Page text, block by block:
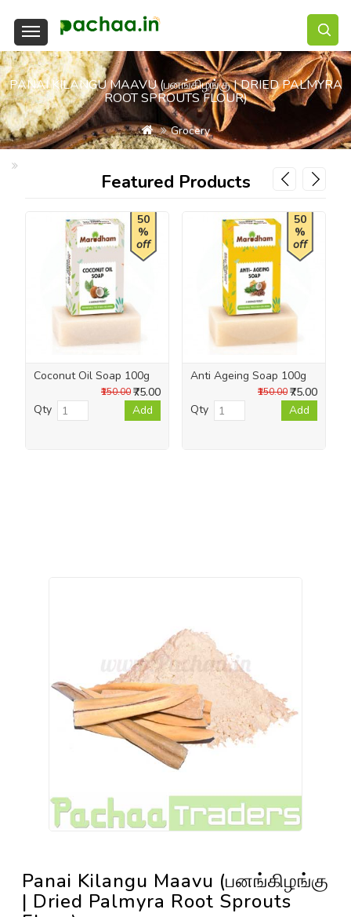
PANAI KILANGU MAAVU (பனங்கிழங்கு | DRIED PALMYRA
ROOT SPROUTS FLOUR)
Grocery
Featured Products
50
%
off
Coconut Oil Soap 100g
₹75.00
₹150.00
Qty Add
50
%
off
Anti Ageing Soap 100g
₹75.00
₹150.00
Qty
Add
Panai Kilangu Maavu (பனங்கிழங்கு
| Dried Palmyra Root Sprouts